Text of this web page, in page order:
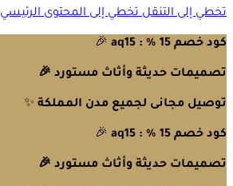
تخطي إلى التنقلتخطي إلى المحتوى الرئيسي
كود خصم 15 % : aq15 🎉
تصميمات حديثة وأثاث مستورد 🎉
توصيل مجانى لجميع مدن المملكة ✨
كود خصم 15 % : aq15 🎉
تصميمات حديثة وأثاث مستورد 🎉